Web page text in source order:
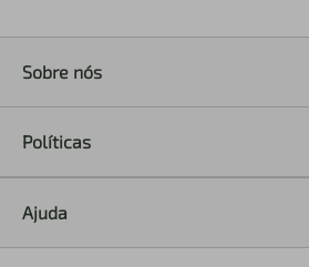
Sobre nós
Políticas
Ajuda